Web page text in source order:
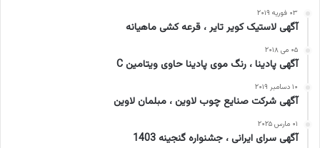
۰۳ فوریه ۲۰۱۹
آگهی لاستیک کویر تایر ، قرعه کشی ماهیانه
۰۵ می ۲۰۱۸
آگهی پادینا ، رنگ موی پادینا حاوی ویتامین C
۱۰ دسامبر ۲۰۱۹
آگهی شرکت صنایع چوب لاوین ، مبلمان لاوین
۰۱ مارس ۲۰۲۵
آگهی سرای ایرانی ، جشنواره گنجینه 1403